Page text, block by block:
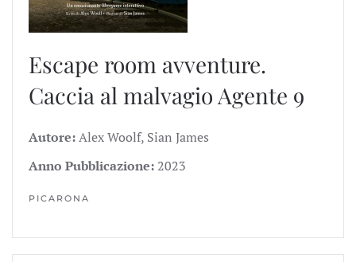
Escape room avventure.
Caccia al malvagio Agente 9
Autore:Alex Woolf, Sian James
Anno Pubblicazione: 2023
PICARONA